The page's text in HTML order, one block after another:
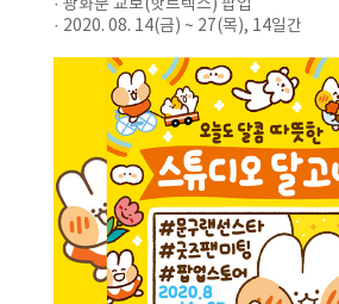
· 광화문 교보(핫트렉스) 팝업
· 2020. 08. 14(금) ~ 27(목), 14일간